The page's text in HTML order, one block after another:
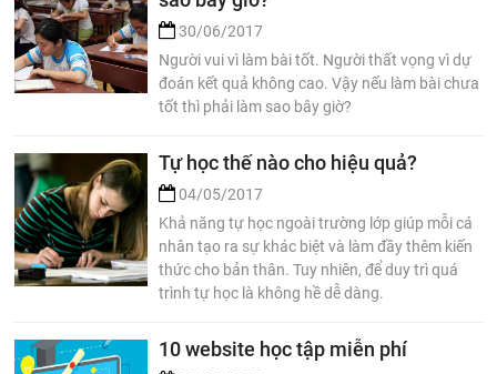
30/06/2017
Người vui vì làm bài tốt. Người thất vọng vì dự
đoán kết quả không cao. Vậy nếu làm bài chưa
tốt thì phải làm sao bây giờ?
Tự học thế nào cho hiệu quả?
04/05/2017
Khả năng tự học ngoài trường lớp giúp mỗi cá
nhân tạo ra sự khác biệt và làm đầy thêm kiến
thức cho bản thân. Tuy nhiên, để duy trì quá
trình tự học là không hề dễ dàng.
10 website học tập miễn phí